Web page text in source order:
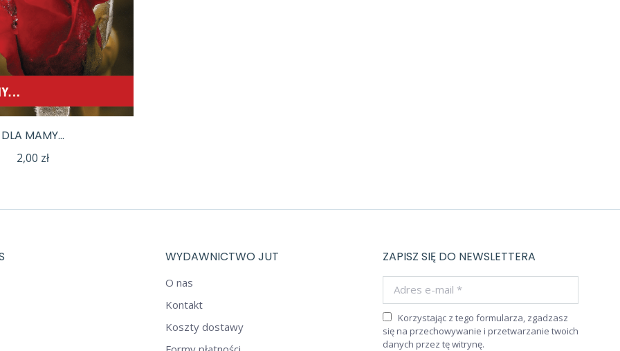
DLA MAMY…
2,00 zł
WYDAWNICTWO JUT
O nas
Kontakt
Koszty dostawy
ZAPISZ SIĘ DO NEWSLETTERA
Korzystając z tego formularza, zgadzasz
się na przechowywanie i przetwarzanie twoich
danych przez tę witrynę.